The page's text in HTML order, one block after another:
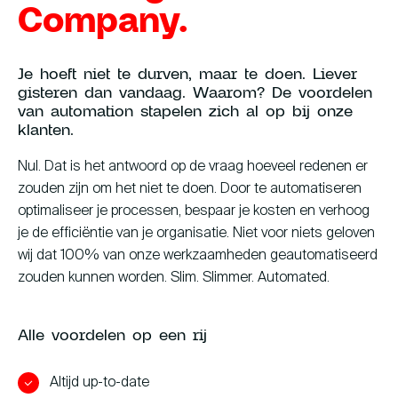
Company.
Je hoeft niet te durven, maar te doen. Liever
gisteren dan vandaag. Waarom? De voordelen
van automation stapelen zich al op bij onze
klanten.
Nul. Dat is het antwoord op de vraag hoeveel redenen er
zouden zijn om het niet te doen. Door te automatiseren
optimaliseer je processen, bespaar je kosten en verhoog
je de efficiëntie van je organisatie. Niet voor niets geloven
wij dat 100% van onze werkzaamheden geautomatiseerd
zouden kunnen worden. Slim. Slimmer. Automated.
Alle voordelen op een rij
Altijd up-to-date